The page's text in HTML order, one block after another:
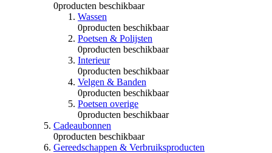
0producten beschikbaar
Wassen
0producten beschikbaar
Poetsen & Polijsten
0producten beschikbaar
Interieur
0producten beschikbaar
Velgen & Banden
0producten beschikbaar
Poetsen overige
0producten beschikbaar
Cadeaubonnen
0producten beschikbaar
Gereedschappen & Verbruiksproducten